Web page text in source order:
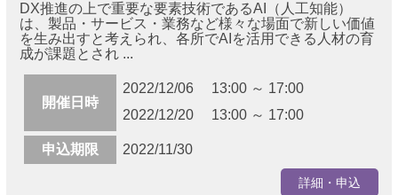
DX推進の上で重要な要素技術であるAI（人工知能）
は、製品・サービス・業務など様々な場面で新しい価値
を生み出すと考えられ、各所でAIを活用できる人材の育
成が課題とされ ...
開催日時
2022/12/06 13:00 ～ 17:00
2022/12/20 13:00 ～ 17:00
申込期限 2022/11/30
詳細・申込